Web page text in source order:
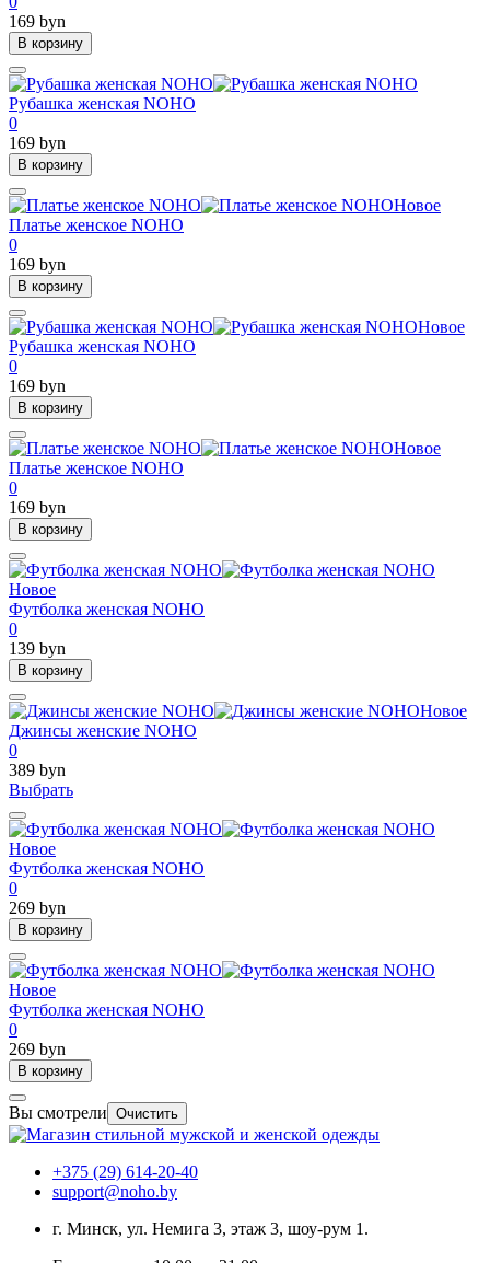
169 byn
В корзину
Рубашка женская NOHO
0
169 byn
В корзину
Новое
Платье женское NOHO
0
169 byn
В корзину
Новое
Рубашка женская NOHO
0
169 byn
В корзину
Новое
Платье женское NOHO
0
169 byn
В корзину
Новое
Футболка женская NOHO
0
139 byn
В корзину
Новое
Джинсы женские NOHO
0
389 byn
Выбрать
Новое
Футболка женская NOHO
0
269 byn
В корзину
Новое
Футболка женская NOHO
0
269 byn
В корзину
Вы смотрели Очистить
+375 (29) 614-20-40
support@noho.by
г. Минск, ул. Немига 3, этаж 3, шоу-рум 1.